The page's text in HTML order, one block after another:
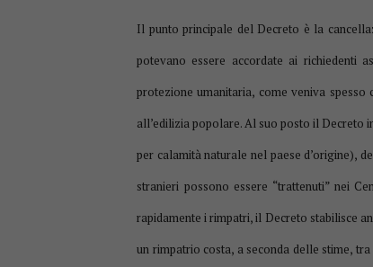
Il punto principale del Decreto è la
potevano essere accordate ai richiedenti
protezione umanitaria, come veniva
all’edilizia popolare. Al suo posto il Decreto
per calamità naturale nel paese d’origine),
stranieri possono essere “trattenuti” nei
rapidamente i rimpatri, il Decreto stabilisce
un rimpatrio costa, a seconda delle stime,